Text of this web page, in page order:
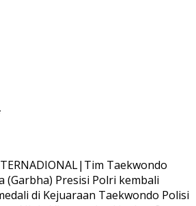
Taekwondo
(Garbha) Presisi Polri kembali
di Kejuaraan Taekwondo Polisi